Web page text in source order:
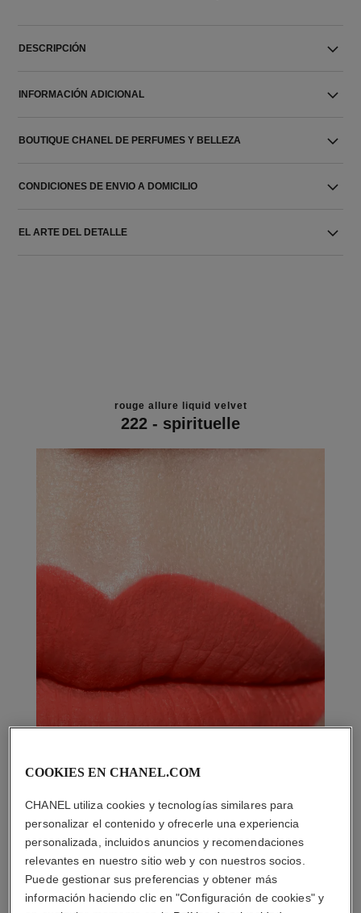
DESCRIPCIÓN
INFORMACIÓN ADICIONAL
BOUTIQUE CHANEL DE PERFUMES Y BELLEZA
CONDICIONES DE ENVIO A DOMICILIO
EL ARTE DEL DETALLE
rouge allure liquid velvet
222 - spirituelle
COOKIES EN CHANEL.COM
CHANEL utiliza cookies y tecnologías similares para
personalizar el contenido y ofrecerle una experiencia
personalizada, incluidos anuncios y recomendaciones
relevantes en nuestro sitio web y con nuestros socios.
Puede gestionar sus preferencias y obtener más
información haciendo clic en "Configuración de cookies" y